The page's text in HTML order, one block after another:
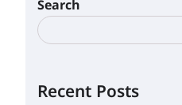
Search
Recent Posts